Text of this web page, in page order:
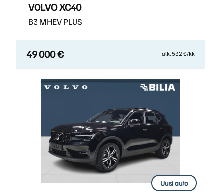
VOLVO XC40
B3 MHEV PLUS
49 000 € alk. 532 €/kk
Uusi auto